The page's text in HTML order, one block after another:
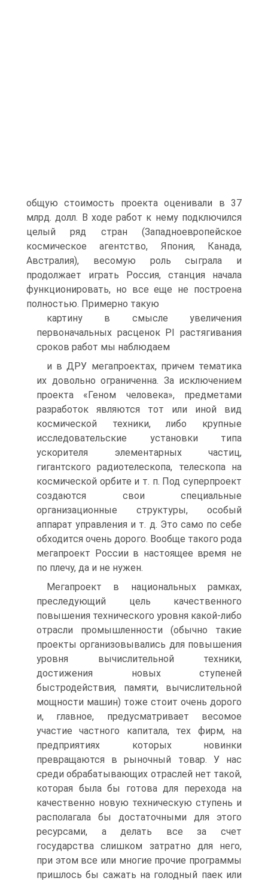
общую стоимость проекта оценивали в 37
млрд. долл. В ходе работ к нему подключился
целый ряд стран (Западноевропейское
космическое агентство, Япония, Канада,
Австралия), весомую роль сыграла и
продолжает играть Россия, станция начала
функционировать, но все еще не построена
полностью. Примерно такую
картину в смысле увеличения
первоначальных расценок PI растягивания
сроков работ мы наблюдаем
и в ДРУ мегапроектах, причем тематика
их довольно ограниченна. За исключением
проекта «Геном человека», предметами
разработок являются тот или иной вид
космической техники, либо крупные
исследовательские установки типа
ускорителя элементарных частиц,
гигантского радиотелескопа, телескопа на
космической орбите и т. п. Под суперпроект
создаются свои специальные
организационные структуры, особый
аппарат управления и т. д. Это само по себе
обходится очень дорого. Вообще такого рода
мегапроект России в настоящее время не
по плечу, да и не нужен.
Мегапроект в национальных рамках,
преследующий цель качественного
повышения технического уровня какой-либо
отрасли промышленности (обычно такие
проекты организовывались для повышения
уровня вычислительной техники,
достижения новых ступеней
быстродействия, памяти, вычислительной
мощности машин) тоже стоит очень дорого
и, главное, предусматривает весомое
участие частного капитала, тех фирм, на
предприятиях которых новинки
превращаются в рыночный товар. У нас
среди обрабатывающих отраслей нет такой,
которая была бы готова для перехода на
качественно новую техническую ступень и
располагала бы достаточными для этого
ресурсами, а делать все за счет
государства слишком затратно для него,
при этом все или многие прочие программы
пришлось бы сажать на голодный паек или